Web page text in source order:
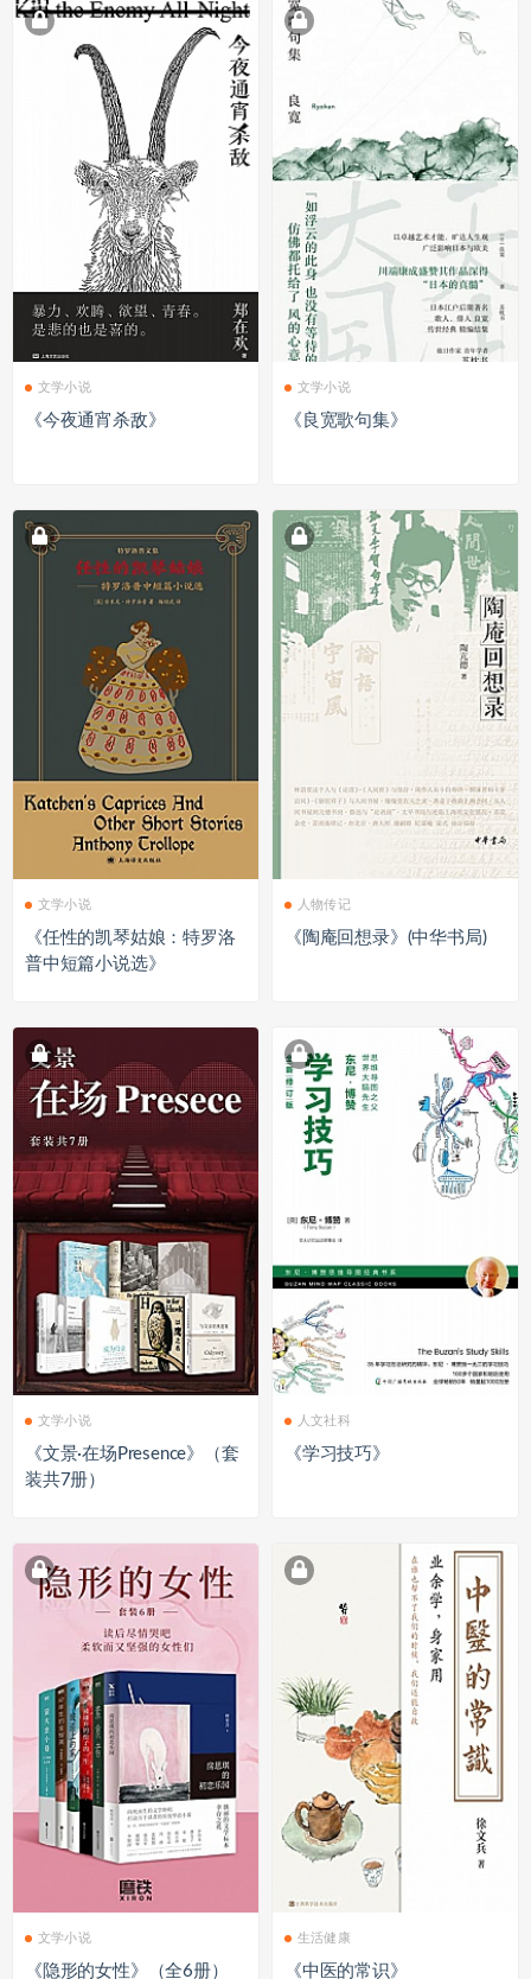
文学小说
《今夜通宵杀敌》
文学小说
《良宽歌句集》
文学小说
《任性的凯琴姑娘：特罗洛
普中短篇小说选》
人物传记
《陶庵回想录》(中华书局)
文学小说
《文景·在场Presence》（套
装共7册）
人文社科
《学习技巧》
文学小说
《隐形的女性》（全6册）
生活健康
《中医的常识》